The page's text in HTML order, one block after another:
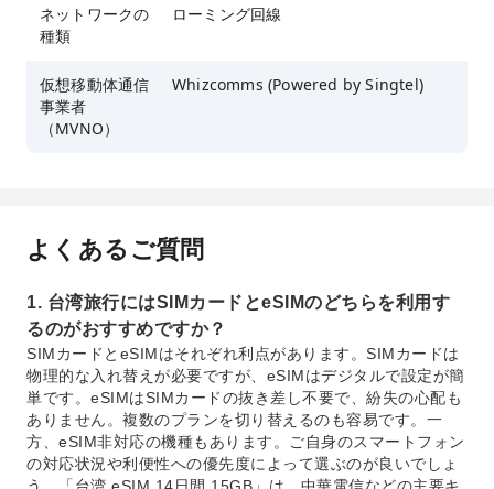
ネットワークの
種類
ローミング回線
仮想移動体通信
事業者
（MVNO）
Whizcomms (Powered by Singtel)
よくあるご質問
1. 台湾旅行にはSIMカードとeSIMのどちらを利用す
るのがおすすめですか？
SIMカードとeSIMはそれぞれ利点があります。SIMカードは
物理的な入れ替えが必要ですが、eSIMはデジタルで設定が簡
単です。eSIMはSIMカードの抜き差し不要で、紛失の心配も
ありません。複数のプランを切り替えるのも容易です。一
方、eSIM非対応の機種もあります。ご自身のスマートフォン
の対応状況や利便性への優先度によって選ぶのが良いでしょ